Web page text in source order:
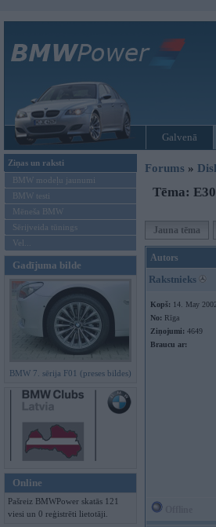
Galvenā
Ziņas un raksti
BMW modeļu jaunumi
BMW testi
Mēneša BMW
Sērijveida tūnings
Vel...
Gadījuma bilde
BMW 7. sērija F01 (preses bildes)
Online
Pašreiz BMWPower skatās 121
viesi un 0 reģistrēti lietotāji.
Forums »
Tēma:
Jauna tēma
Autors
Rakstnieks
Kopš: 14. May 2002
No: Rīga
Ziņojumi: 4649
Braucu ar: